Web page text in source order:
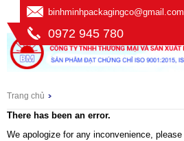
binhminhpackagingco@gmail.com
0972 945 780
Trang chủ
There has been an error.
We apologize for any inconvenience, please